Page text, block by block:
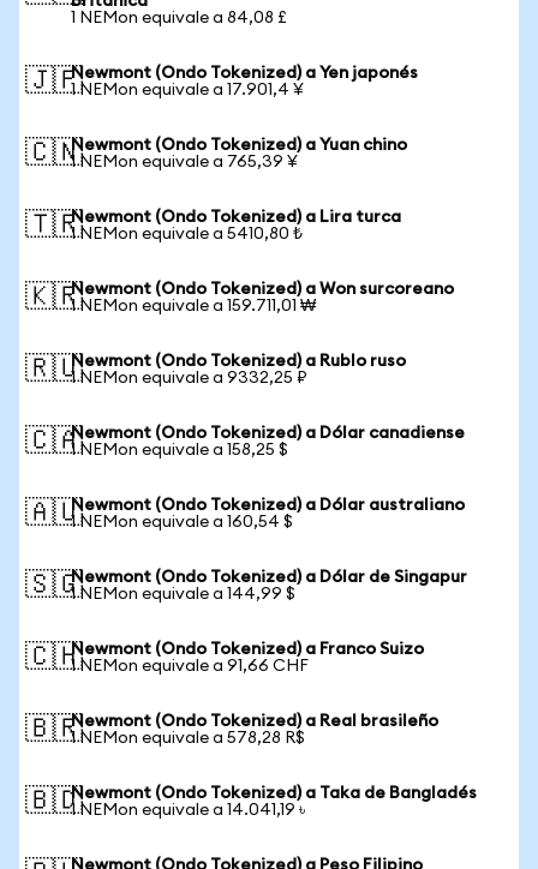
1 NEMon equivale a 84,08 £
🇯🇵Newmont (Ondo Tokenized) a Yen japonés
1 NEMon equivale a 17.901,4 ¥
🇨🇳Newmont (Ondo Tokenized) a Yuan chino
1 NEMon equivale a 765,39 ¥
🇹🇷Newmont (Ondo Tokenized) a Lira turca
1 NEMon equivale a 5410,80 ₺
🇰🇷Newmont (Ondo Tokenized) a Won surcoreano
1 NEMon equivale a 159.711,01 ₩
🇷🇺Newmont (Ondo Tokenized) a Rublo ruso
1 NEMon equivale a 9332,25 ₽
🇨🇦Newmont (Ondo Tokenized) a Dólar canadiense
1 NEMon equivale a 158,25 $
🇦🇺Newmont (Ondo Tokenized) a Dólar australiano
1 NEMon equivale a 160,54 $
🇸🇬Newmont (Ondo Tokenized) a Dólar de Singapur
1 NEMon equivale a 144,99 $
🇨🇭Newmont (Ondo Tokenized) a Franco Suizo
1 NEMon equivale a 91,66 CHF
🇧🇷Newmont (Ondo Tokenized) a Real brasileño
1 NEMon equivale a 578,28 R$
🇧🇩Newmont (Ondo Tokenized) a Taka de Bangladés
1 NEMon equivale a 14.041,19 ৳
Newmont (Ondo Tokenized) a Peso Filipino